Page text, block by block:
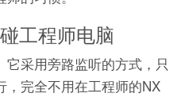
工程师电脑
采用旁路监听的方式，只
，完全不用在工程师的NX